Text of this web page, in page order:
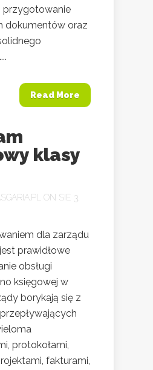
przygotowanie
dokumentów oraz
Read More
klasy
ON SIE 3,
dla zarządu
prawidłowe
obsługi
księgowej w
borykają się z
protokołami,
fakturami,